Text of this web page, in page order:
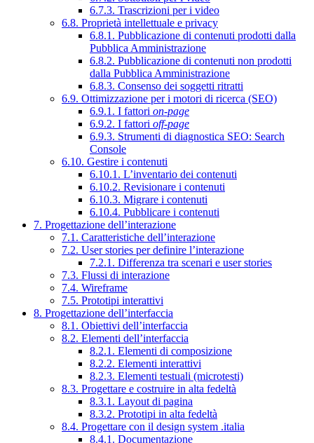
6.7.3. Trascrizioni per i video
6.8. Proprietà intellettuale e privacy
6.8.1. Pubblicazione di contenuti prodotti dalla
Pubblica Amministrazione
6.8.2. Pubblicazione di contenuti non prodotti
dalla Pubblica Amministrazione
6.8.3. Consenso dei soggetti ritratti
6.9. Ottimizzazione per i motori di ricerca (SEO)
6.9.1. I fattori on-page
6.9.2. I fattori off-page
6.9.3. Strumenti di diagnostica SEO: Search
Console
6.10. Gestire i contenuti
6.10.1. L’inventario dei contenuti
6.10.2. Revisionare i contenuti
6.10.3. Migrare i contenuti
6.10.4. Pubblicare i contenuti
7. Progettazione dell’interazione
7.1. Caratteristiche dell’interazione
7.2. User stories per definire l’interazione
7.2.1. Differenza tra scenari e user stories
7.3. Flussi di interazione
7.4. Wireframe
7.5. Prototipi interattivi
8. Progettazione dell’interfaccia
8.1. Obiettivi dell’interfaccia
8.2. Elementi dell’interfaccia
8.2.1. Elementi di composizione
8.2.2. Elementi interattivi
8.2.3. Elementi testuali (microtesti)
8.3. Progettare e costruire in alta fedeltà
8.3.1. Layout di pagina
8.3.2. Prototipi in alta fedeltà
8.4. Progettare con il design system .italia
8.4.1. Documentazione